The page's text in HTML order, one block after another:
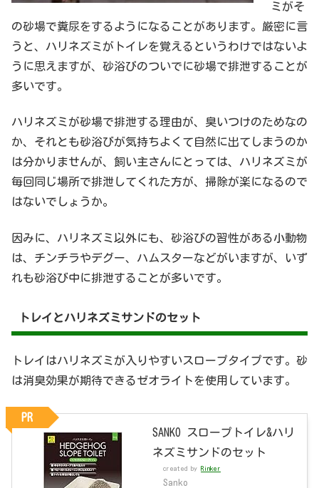
ミがそ
の砂場で糞尿をするようになることがあります。厳密に言
うと、ハリネズミがトイレを覚えるというわけではないよ
うに思えますが、砂浴びのついでに砂場で排泄することが
多いです。
ハリネズミが砂場で排泄する理由が、臭いつけのためなの
か、それとも砂浴びが気持ちよくて自然に出てしまうのか
は分かりませんが、飼い主さんにとっては、ハリネズミが
毎回同じ場所で排泄してくれた方が、掃除が楽になるので
はないでしょうか。
因みに、ハリネズミ以外にも、砂浴びの習性がある小動物
は、チンチラやデグー、ハムスターなどがいますが、いず
れも砂浴び中に排泄することが多いです。
トレイとハリネズミサンドのセット
トレイはハリネズミが入りやすいスロープタイプです。砂
は消臭効果が期待できるゼオライトを使用しています。
SANKO スロープトイレ&ハリ
ネズミサンドのセット
created by Rinker
Sanko
PR